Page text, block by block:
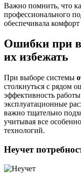
Важно помнить, что
профессионального
обеспечивала
Ошибки при
их избежать
При выборе системы
столкнуться с рядом
эффективность
эксплуатационные
важно тщательно
учитывая все
технологий.
Неучет